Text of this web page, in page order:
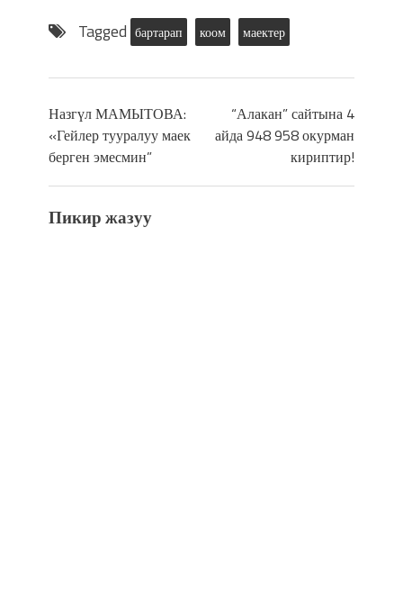
Tagged бартарап коом маектер
Назгүл МАМЫТОВА:
«Гейлер тууралуу маек
берген эмесмин”
“Алакан” сайтына 4
айда 948 958 окурман
кириптир!
Пикир жазуу